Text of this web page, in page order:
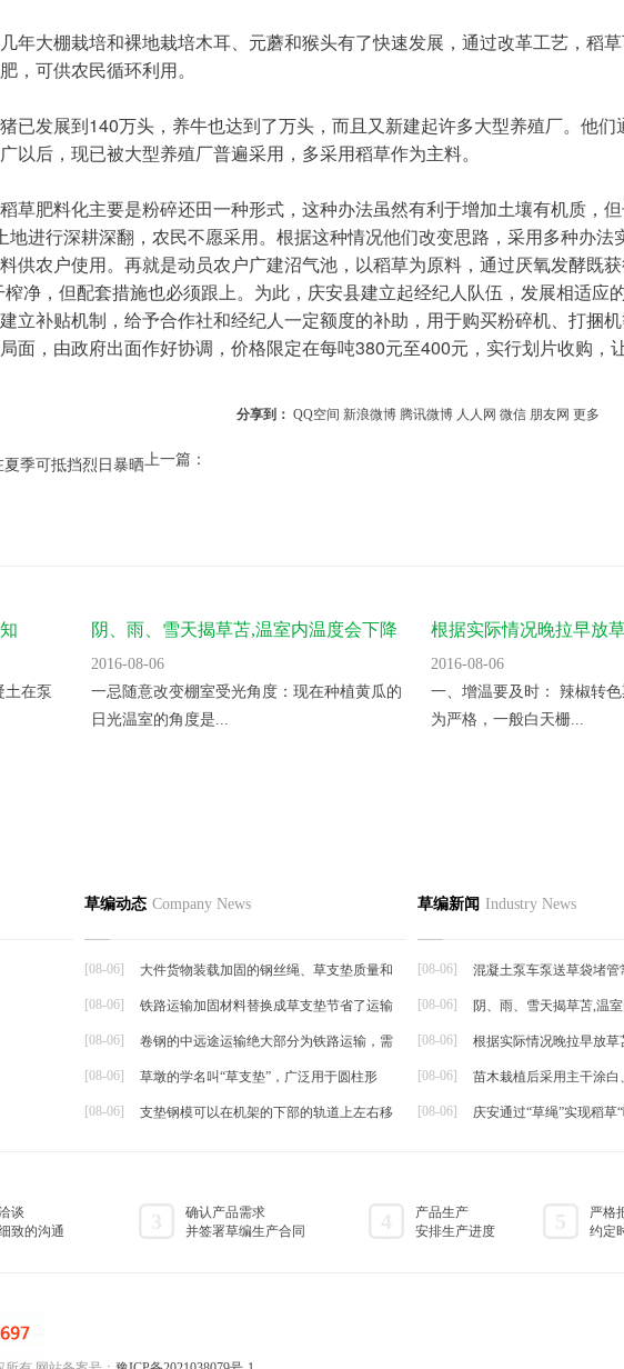
，可供农民循环利用。
以后，现已被大型养殖厂普遍采用，多采用稻草作为主料。
进行深耕深翻，农民不愿采用。根据这种情况他们改变思路，采用多种办
供农户使用。再就是动员农户广建沼气池，以稻草为原料，通过厌氧发酵既
净，但配套措施也必须跟上。为此，庆安县建立起经纪人队伍，发展相适
立补贴机制，给予合作社和经纪人一定额度的补助，用于购买粉碎机、打捆
面，由政府出面作好协调，价格限定在每吨380元至400元，实行划片收购，
分享到： QQ空间 新浪微博 腾讯微博 人人网 微信 朋友网 更多
上一篇：
季可抵挡烈日暴晒
土在泵
阴、雨、雪天揭草苫,温室内温度会下降
2016-08-06
一忌随意改变棚室受光角度：现在种植黄瓜的
日光温室的角度是...
根据实际情况晚拉早放
2016-08-06
一、增温要及时： 辣椒转
为严格，一般白天栅...
结合部
2016-08-05
被人们看不上眼，甚至已经淡忘了的搓草绳，
在镇江市句容大卓...
草支垫
草棒
大棚草帘
草袋
草绳
草片
草编动态 Company News
[08-06] 大件货物装载加固的钢丝绳、草支垫质量和
[08-06] 铁路运输加固材料替换成草支垫节省了运输
[08-06] 卷钢的中远途运输绝大部分为铁路运输，需
[08-06] 草墩的学名叫“草支垫”，广泛用于圆柱形
[08-06] 支垫钢模可以在机架的下部的轨道上左右移
草编新闻 Industry News
[08-06] 混凝土泵车泵送草袋堵管
[08-06] 阴、雨、雪天揭草苫,温
[08-06] 根据实际情况晚拉早放草
[08-06] 苗木栽植后采用主干涂白
[08-06] 庆安通过“草绳”实现稻草
谈
致的沟通
确认产品需求
并签署草编生产合同
产品生产
安排生产进度
严格
约定